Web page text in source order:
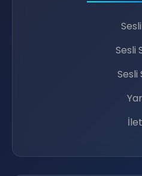
Sesli
Sesli